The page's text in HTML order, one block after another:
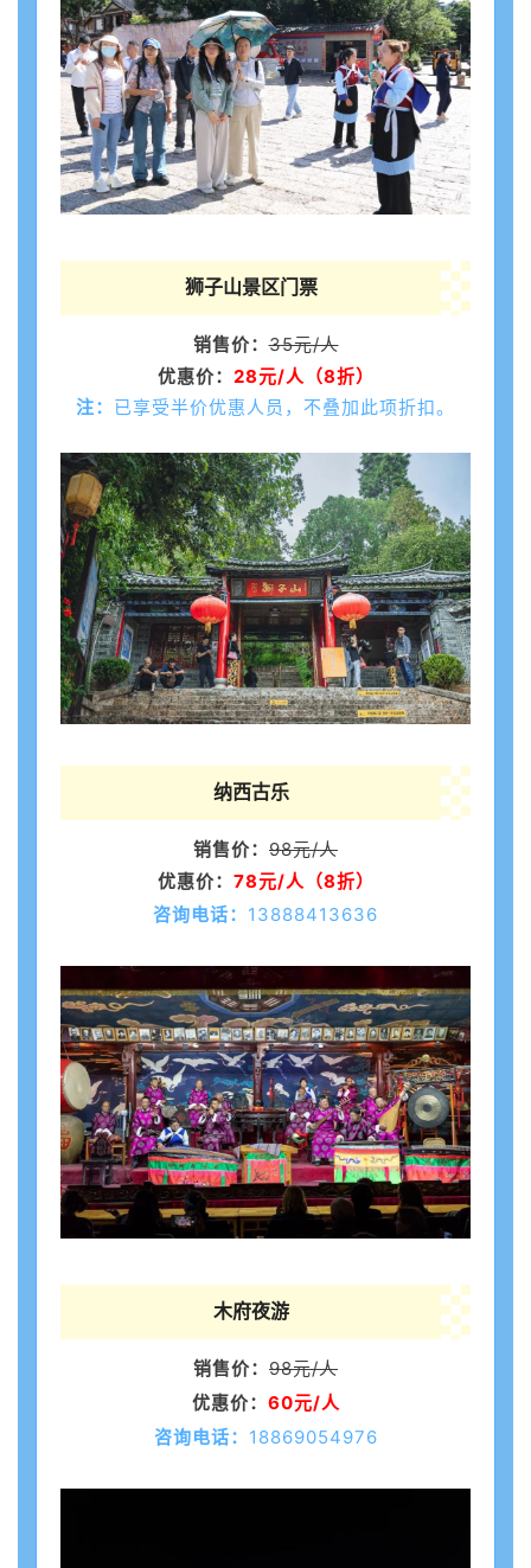
狮子山景区门票
销售价：35元/人
优惠价： 28元/人（8折）
注： 已享受半价优惠人员，不叠加此项折扣。
纳西古乐
销售价： 98元/人
优惠价： 78元/人（8折）
咨询电话： 13888413636
木府夜游
销售价： 98元/人
优惠价： 60元/人
咨询电话： 18869054976